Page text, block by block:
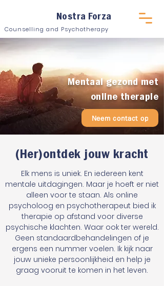
Nostra Forza
Counselling and Psychotherapy
Mentaal gezond met
online therapie
Neem contact op
(Her)ontdek jouw kracht
Elk mens is uniek. En iedereen kent
mentale uitdagingen. Maar je hoeft er niet
alleen voor te staan. Als online
psycholoog en psychotherapeut bied ik
therapie op afstand voor diverse
psychische klachten. Waar ook ter wereld.
Geen standaardbehandelingen of je
ergens een nummer voelen. Ik kijk naar
jouw unieke persoonlijkheid en help je
graag vooruit te komen in het leven.